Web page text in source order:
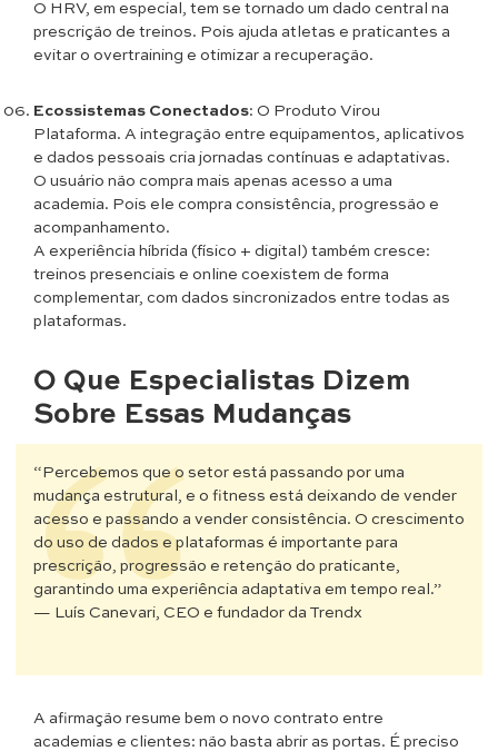
O HRV, em especial, tem se tornado um dado central na
prescrição de treinos. Pois ajuda atletas e praticantes a
evitar o overtraining e otimizar a recuperação.
Ecossistemas Conectados: O Produto Virou
Plataforma. A integração entre equipamentos, aplicativos
e dados pessoais cria jornadas contínuas e adaptativas.
O usuário não compra mais apenas acesso a uma
academia. Pois ele compra consistência, progressão e
acompanhamento.
A experiência híbrida (físico + digital) também cresce:
treinos presenciais e online coexistem de forma
complementar, com dados sincronizados entre todas as
plataformas.
O Que Especialistas Dizem
Sobre Essas Mudanças
“Percebemos que o setor está passando por uma
mudança estrutural, e o fitness está deixando de vender
acesso e passando a vender consistência. O crescimento
do uso de dados e plataformas é importante para
prescrição, progressão e retenção do praticante,
garantindo uma experiência adaptativa em tempo real.”
— Luís Canevari, CEO e fundador da Trendx
A afirmação resume bem o novo contrato entre
academias e clientes: não basta abrir as portas. É preciso